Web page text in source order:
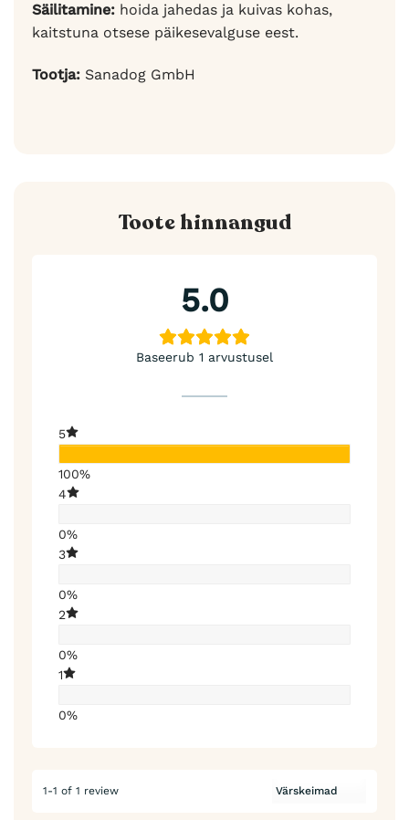
Säilitamine: hoida jahedas ja kuivas kohas,
kaitstuna otsese päikesevalguse eest.
Tootja: Sanadog GmbH
Toote hinnangud
5.0
Baseerub 1 arvustusel
5
100%
4
0%
3
0%
2
0%
1
0%
1-1 of 1 review